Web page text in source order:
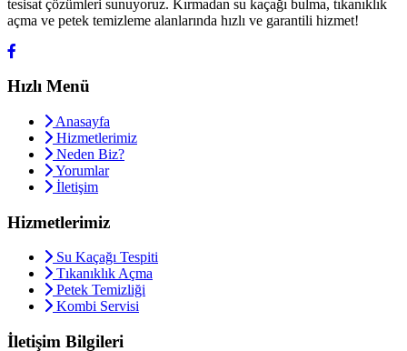
tesisat çözümleri sunuyoruz. Kırmadan su kaçağı bulma, tıkanıklık
açma ve petek temizleme alanlarında hızlı ve garantili hizmet!
Hızlı Menü
Anasayfa
Hizmetlerimiz
Neden Biz?
Yorumlar
İletişim
Hizmetlerimiz
Su Kaçağı Tespiti
Tıkanıklık Açma
Petek Temizliği
Kombi Servisi
İletişim Bilgileri